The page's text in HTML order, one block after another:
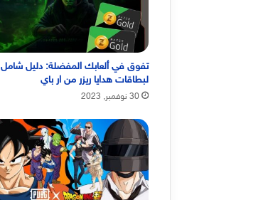
تفوق في ألعابك المفضلة: دليل شامل
لبطاقات هدايا ريزر من ار باي
30 نوفمبر, 2023